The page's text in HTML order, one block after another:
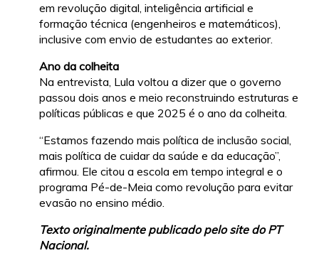
em revolução digital, inteligência artificial e
formação técnica (engenheiros e matemáticos),
inclusive com envio de estudantes ao exterior.
Ano da colheita
Na entrevista, Lula voltou a dizer que o governo
passou dois anos e meio reconstruindo estruturas e
políticas públicas e que 2025 é o ano da colheita.
“Estamos fazendo mais política de inclusão social,
mais política de cuidar da saúde e da educação”,
afirmou. Ele citou a escola em tempo integral e o
programa Pé-de-Meia como revolução para evitar
evasão no ensino médio.
Texto originalmente publicado pelo site do PT
Nacional.